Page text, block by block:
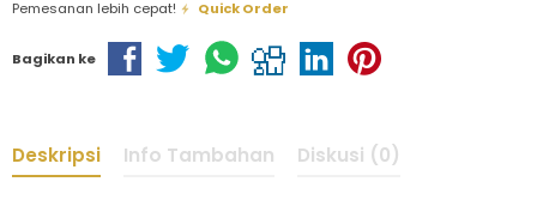
Pemesanan lebih cepat! Quick Order
Bagikan ke
Deskripsi Info Tambahan Diskusi (0)